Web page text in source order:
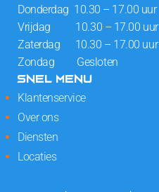
Donderdag 10.30 – 17.00 uur
Vrijdag 10.30 – 17.00 uur
Zaterdag 10.30 – 17.00 uur
Zondag Gesloten
SNEL MENU
Klantenservice
Over ons
Diensten
Locaties